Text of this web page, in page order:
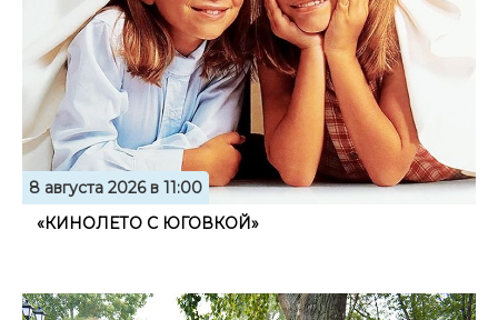
8 августа 2026 в 11:00
«КИНОЛЕТО С ЮГОВКОЙ»